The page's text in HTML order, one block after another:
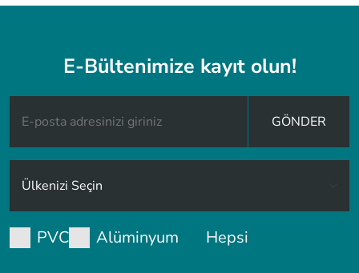
E-Bültenimize kayıt olun!
GÖNDER
PVC Alüminyum Hepsi